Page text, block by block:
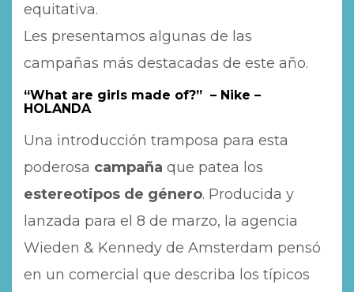
equitativa.
Les presentamos algunas de las
campañas más destacadas de este año.
“What are girls made of?” – Nike –
HOLANDA
Una introducción tramposa para esta
poderosa campaña que patea los
estereotipos de género. Producida y
lanzada para el 8 de marzo, la agencia
Wieden & Kennedy de Amsterdam pensó
en un comercial que describa los típicos